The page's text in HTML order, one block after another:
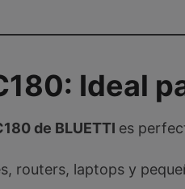
Ideal
de BLUETTI es
routers, laptops y